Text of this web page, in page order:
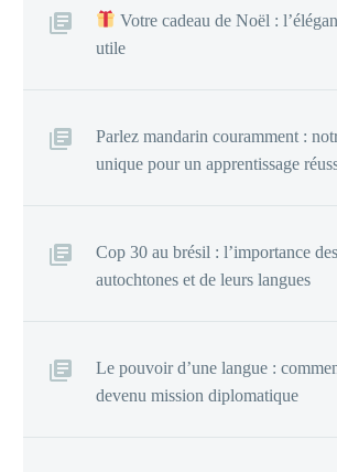
Votre cadeau de Noël :
utile
Parlez mandarin couramment :
unique pour un apprentissage
Cop 30 au brésil : l’importance
autochtones et de leurs langues
Le pouvoir d’une langue :
devenu mission diplomatique